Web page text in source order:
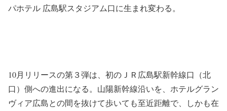
パホテル 広島駅スタジアム口に生まれ変わる。
10月リリースの第３弾は、初のＪＲ広島駅新幹線口（北
口）側への進出になる。山陽新幹線沿いを、ホテルグラン
ヴィア広島との間を抜けて歩いても至近距離で、しかも在